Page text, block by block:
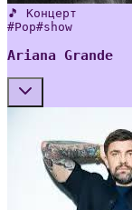
🎵 Концерт
#Pop#show
Ariana Grande